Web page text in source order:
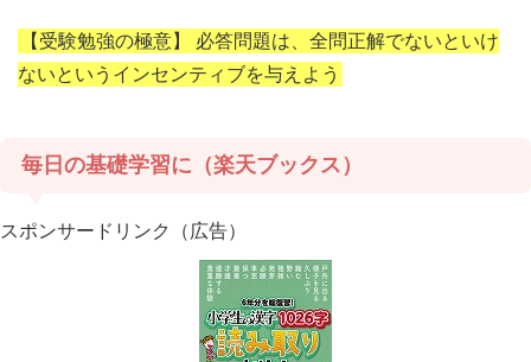
【受験勉強の極意】
必答問題は、全問正解でないといけ
ないというインセンティブを与えよう
毎日の基礎学習に（楽天ブックス）
スポンサードリンク（広告）